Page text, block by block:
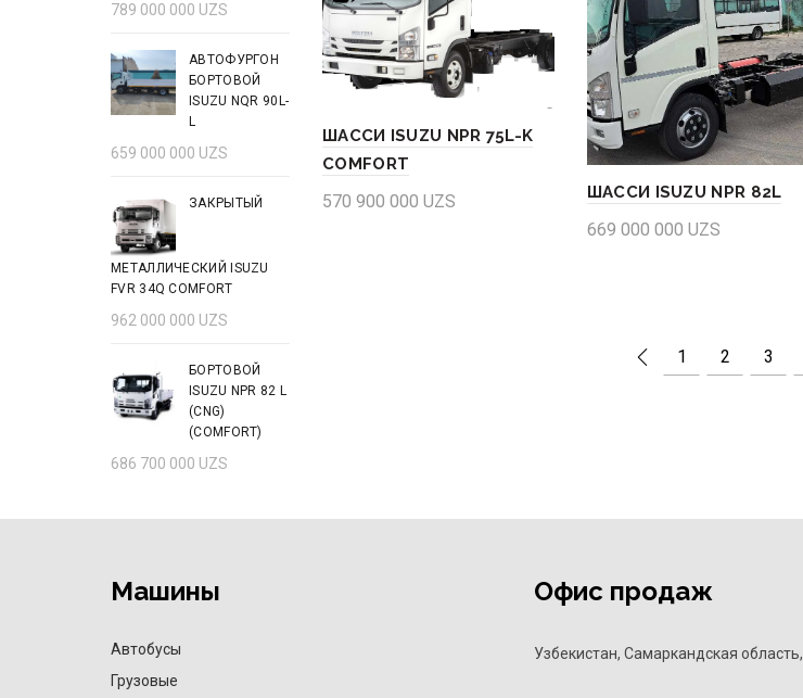
ШАССИ ISUZU NPR 75L-K
COMFORT
570 900 000 UZS ШАССИ ISUZU NPR 82L
669 000 000 UZS
1 2 3
789 000 000 UZS
АВТОФУРГОН
БОРТОВОЙ
ISUZU NQR 90L-
L
659 000 000 UZS
ЗАКРЫТЫЙ
МЕТАЛЛИЧЕСКИЙ ISUZU
FVR 34Q COMFORT
962 000 000 UZS
БОРТОВОЙ
ISUZU NPR 82 L
(CNG)
(COMFORT)
686 700 000 UZS
Машины
Автобусы
Грузовые
Офис продаж
Узбекистан, Самаркандская область,